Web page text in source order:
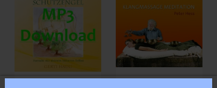
Vorschau Vorschau